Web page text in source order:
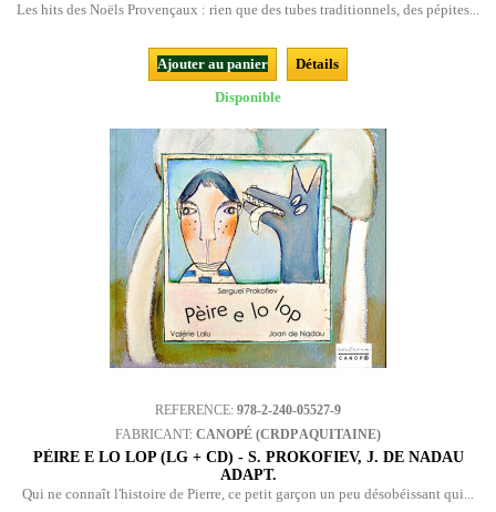
Les hits des Noëls Provençaux : rien que des tubes traditionnels, des pépites...
Ajouter au panier
Détails
Disponible
REFERENCE: 978-2-240-05527-9
FABRICANT: CANOPÉ (CRDP AQUITAINE)
PÈIRE E LO LOP (LG + CD) - S. PROKOFIEV, J. DE NADAU
ADAPT.
Qui ne connaît l'histoire de Pierre, ce petit garçon un peu désobéissant qui...